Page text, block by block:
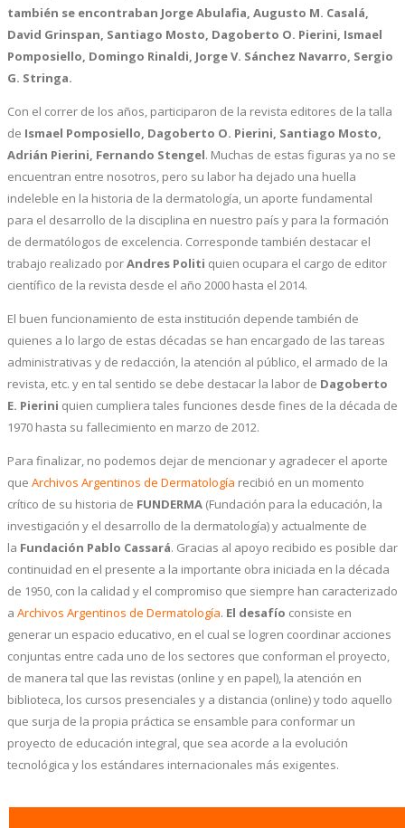
también se encontraban Jorge Abulafia, Augusto M. Casalá,
David Grinspan, Santiago Mosto, Dagoberto O. Pierini, Ismael
Pomposiello, Domingo Rinaldi, Jorge V. Sánchez Navarro, Sergio
G. Stringa.
Con el correr de los años, participaron de la revista editores de la talla
de Ismael Pomposiello, Dagoberto O. Pierini, Santiago Mosto,
Adrián Pierini, Fernando Stengel. Muchas de estas figuras ya no se
encuentran entre nosotros, pero su labor ha dejado una huella
indeleble en la historia de la dermatología, un aporte fundamental
para el desarrollo de la disciplina en nuestro país y para la formación
de dermatólogos de excelencia. Corresponde también destacar el
trabajo realizado porAndres Politi quien ocupara el cargo de editor
científico de la revista desde el año 2000 hasta el 2014.
El buen funcionamiento de esta institución depende también de
quienes a lo largo de estas décadas se han encargado de las tareas
administrativas y de redacción, la atención al público, el armado de la
revista, etc. y en tal sentido se debe destacar la labor de Dagoberto
E. Pierini quien cumpliera tales funciones desde fines de la década de
1970 hasta su fallecimiento en marzo de 2012.
Para finalizar, no podemos dejar de mencionar y agradecer el aporte
que Archivos Argentinos de Dermatología recibió en un momento
crítico de su historia de FUNDERMA (Fundación para la educación, la
investigación y el desarrollo de la dermatología) y actualmente de
la Fundación Pablo Cassará. Gracias al apoyo recibido es posible dar
continuidad en el presente a la importante obra iniciada en la década
de 1950, con la calidad y el compromiso que siempre han caracterizado
a Archivos Argentinos de Dermatología. El desafío consiste en
generar un espacio educativo, en el cual se logren coordinar acciones
conjuntas entre cada uno de los sectores que conforman el proyecto,
de manera tal que las revistas (online y en papel), la atención en
biblioteca, los cursos presenciales y a distancia (online) y todo aquello
que surja de la propia práctica se ensamble para conformar un
proyecto de educación integral, que sea acorde a la evolución
tecnológica y los estándares internacionales más exigentes.